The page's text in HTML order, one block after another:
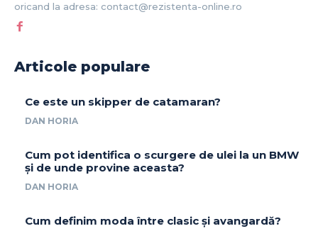
oricand la adresa: contact@rezistenta-online.ro
Articole populare
Ce este un skipper de catamaran?
DAN HORIA
Cum pot identifica o scurgere de ulei la un BMW
și de unde provine aceasta?
DAN HORIA
Cum definim moda între clasic și avangardă?